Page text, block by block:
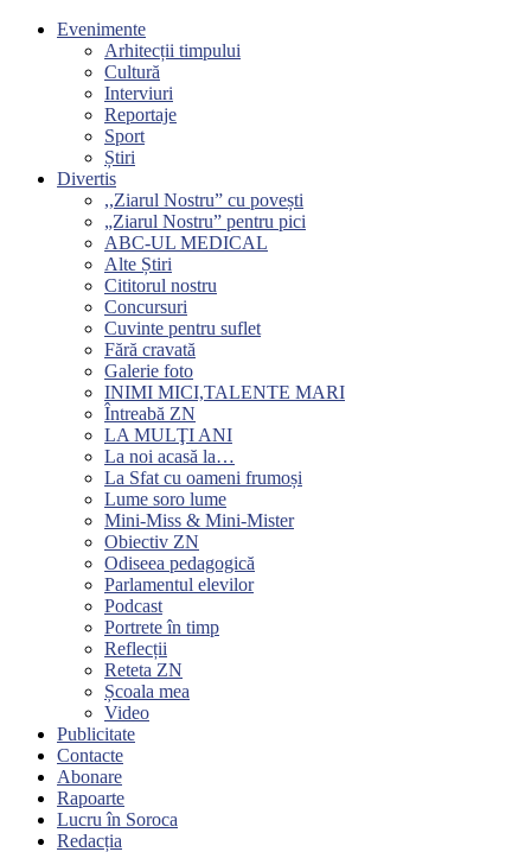
Evenimente
Arhitecții timpului
Cultură
Interviuri
Reportaje
Sport
Știri
Divertis
,,Ziarul Nostru” cu povești
„Ziarul Nostru” pentru pici
ABC-UL MEDICAL
Alte Știri
Cititorul nostru
Concursuri
Cuvinte pentru suflet
Fără cravată
Galerie foto
INIMI MICI,TALENTE MARI
Întreabă ZN
LA MULŢI ANI
La noi acasă la…
La Sfat cu oameni frumoși
Lume soro lume
Mini-Miss & Mini-Mister
Obiectiv ZN
Odiseea pedagogică
Parlamentul elevilor
Podcast
Portrete în timp
Reflecții
Reteta ZN
Școala mea
Video
Publicitate
Contacte
Abonare
Rapoarte
Lucru în Soroca
Redacția